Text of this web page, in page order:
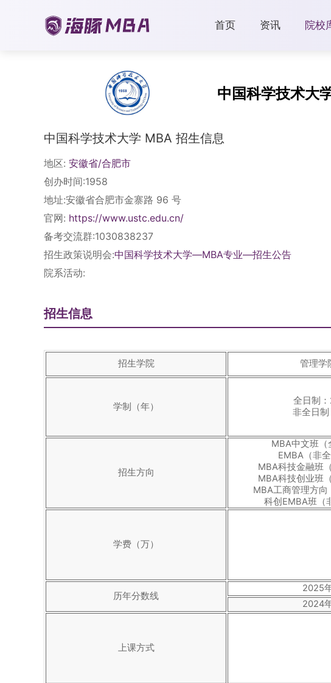
首页 资讯 院校
中国科学技术大
中国科学技术大学 MBA 招生信息
地区: 安徽省/合肥市
创办时间:1958
地址:安徽省合肥市金寨路 96 号
官网: https://www.ustc.edu.cn/
备考交流群:1030838237
招生政策说明会:中国科学技术大学—MBA专业—招生公告
院系活动:
招生信息
招生学院 管理学
学制（年）
全日制
非全日
招生方向
MBA中文班（
EMBA（非全
MBA科技金融班
MBA科技创业班
MBA工商管理方向
科创EMBA班（
学费（万）
历年分数线
2025
2024
上课方式